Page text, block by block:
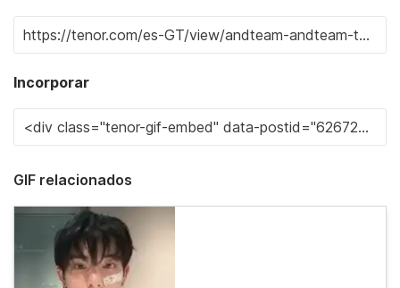
Incorporar
GIF relacionados